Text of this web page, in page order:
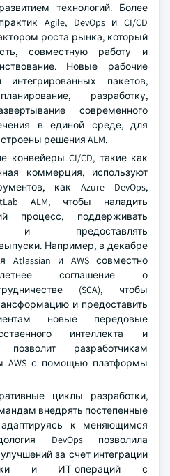
технологий. Более
Agile, DevOps и CI/CD
роста рынка, который
совместную работу и
Новые рабочие
интегрированных пакетов,
разработку,
современного
в единой среде, для
решения ALM.
конвейеры CI/CD, такие как
коммерция, используют
как Azure DevOps,
ALM, чтобы наладить
процесс, поддерживать
и предоставлять
Например, в декабре
Atlassian и AWS совместно
соглашение о
(SCA), чтобы
и предоставить
новые передовые
интеллекта и
разработчикам
AWS с помощью платформы
циклы разработки,
внедрять постепенные
к меняющимся
DevOps позволила
за счет интеграции
и ИТ-операций с